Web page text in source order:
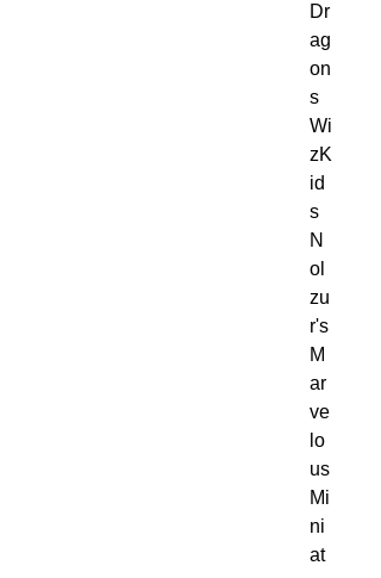
Dr
ag
on
s
Wi
zK
id
s
N
ol
zu
r's
M
ar
ve
lo
us
Mi
ni
at